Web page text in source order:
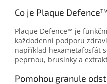
Co je Plaque
Plaque Defence™ je
každodenní podporu
například hexametafosfát
peprnou, brusinky a
Pomohou granule